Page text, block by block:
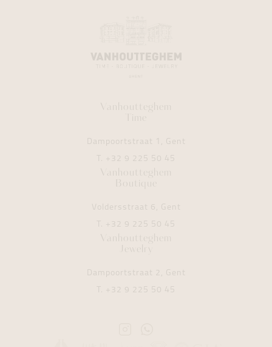
Vanhoutteghem
Time
Dampoortstraat 1, Gent
T. +32 9 225 50 45
Vanhoutteghem
Boutique
Voldersstraat 6, Gent
T. +32 9 225 50 45
Vanhoutteghem
Jewelry
Dampoortstraat 2, Gent
T. +32 9 225 50 45